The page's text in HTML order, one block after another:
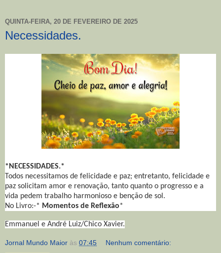
QUINTA-FEIRA, 20 DE FEVEREIRO DE 2025
Necessidades.
*NECESSIDADES.*
Todos necessitamos de felicidade e paz; entretanto, felicidade e
paz solicitam amor e renovação, tanto quanto o progresso e a
vida pedem trabalho harmonioso e benção de sol.
No Livro:-* Momentos de Reflexão*
Emmanuel e André Luiz/Chico Xavier.
Jornal Mundo Maior às 07:45 Nenhum comentário: